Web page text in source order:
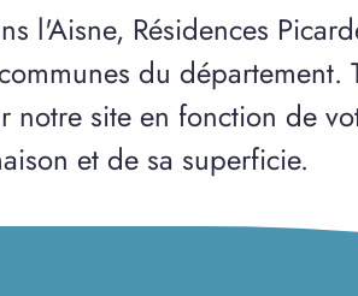
l'Aisne, Résidences
du département.
notre site en fonction de
et de sa superficie.